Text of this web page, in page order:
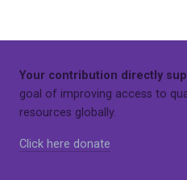
Your contribution directly
goal of improving access to
resources globally.
Click here donate